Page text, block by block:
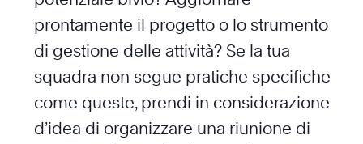
prontamente il progetto o lo strumento
di gestione delle attività? Se la tua
squadra non segue pratiche specifiche
come queste, prendi in considerazione
d’idea di organizzare una riunione di